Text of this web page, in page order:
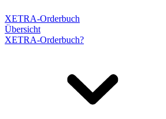
XETRA-Orderbuch
Übersicht
XETRA-Orderbuch?